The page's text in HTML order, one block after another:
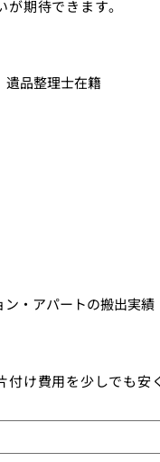
期待できます。
遺品整理士在籍
・アパートの搬出実績
け費用を少しでも安